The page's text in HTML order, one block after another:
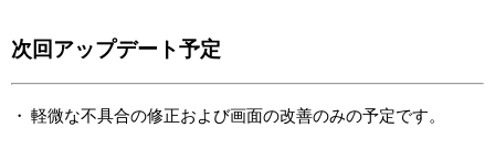
次回アップデート予定
軽微な不具合の修正および画面の改善のみの予定です。